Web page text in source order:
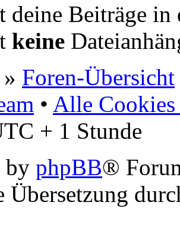
deine Beiträge
keine
» Foren-Übersicht
• Alle Cookies
+ 1 Stunde
by phpBB®
Übersetzung